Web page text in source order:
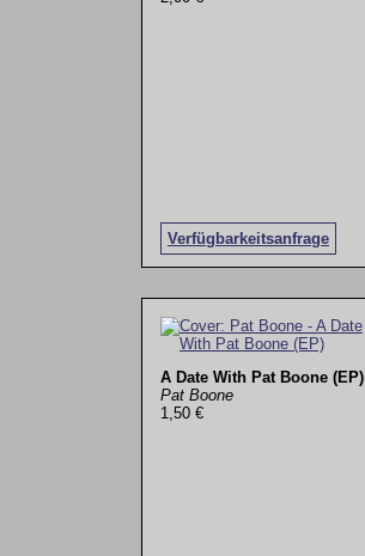
Verfügbarkeitsanfrage
A Date With Pat Boone (EP)
Pat Boone
1,50 €